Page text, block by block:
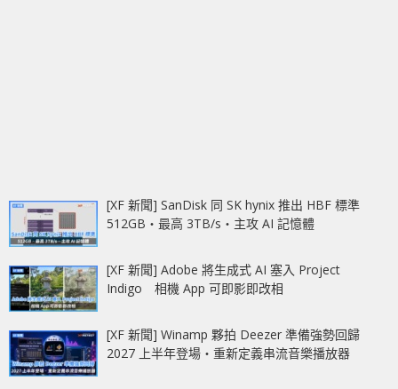
[XF 新聞] SanDisk 同 SK hynix 推出 HBF 標準
512GB‧最高 3TB/s‧主攻 AI 記憶體
[XF 新聞] Adobe 將生成式 AI 塞入 Project
Indigo 相機 App 可即影即改相
[XF 新聞] Winamp 夥拍 Deezer 準備強勢回歸
2027 上半年登場‧重新定義串流音樂播放器